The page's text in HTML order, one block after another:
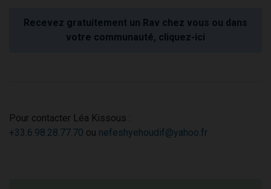
Recevez gratuitement un Rav chez vous ou dans
votre communauté, cliquez-ici
Pour contacter Léa Kissous :
+33.6.98.28.77.70 ou nefeshyehoudif@yahoo.fr